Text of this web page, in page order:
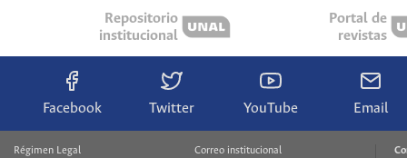
Repositorio
institucional
Portal de
revistas
Facebook Twitter YouTube Email
Régimen Legal
Correo institucional